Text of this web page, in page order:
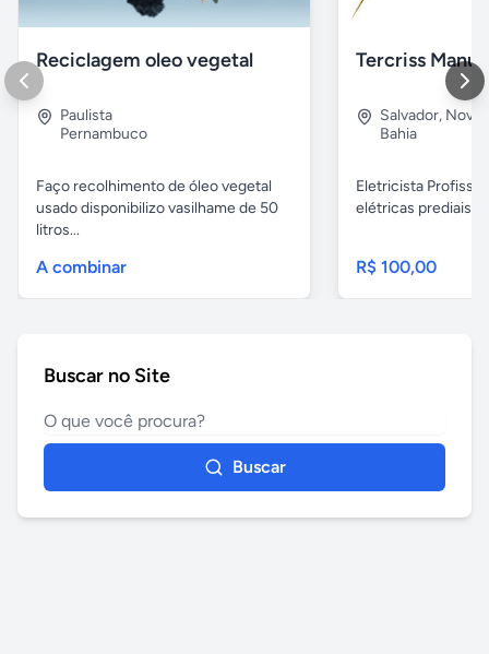
Reciclagem oleo vegetal
Paulista
Pernambuco
Faço recolhimento de óleo vegetal
usado disponibilizo vasilhame de 50
litros...
A combinar
Salvador, Nova
Bahia
Eletricista
elétricas prediais e
R$ 100,00
Buscar no Site
Buscar